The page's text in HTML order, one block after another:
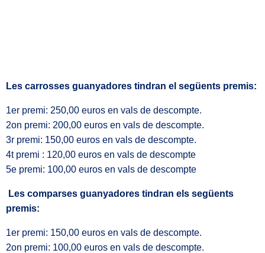
Les carrosses guanyadores tindran el següents premis:
1er premi: 250,00 euros en vals de descompte.
2on premi: 200,00 euros en vals de descompte.
3r premi: 150,00 euros en vals de descompte.
4t premi : 120,00 euros en vals de descompte
5e premi: 100,00 euros en vals de descompte
Les comparses guanyadores tindran els següents
premis:
1er premi: 150,00 euros en vals de descompte.
2on premi: 100,00 euros en vals de descompte.